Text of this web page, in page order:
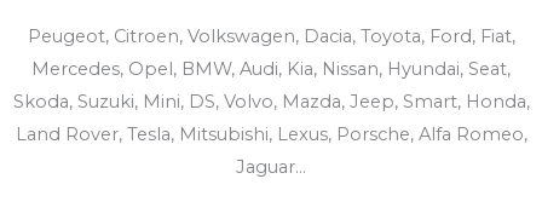
Peugeot, Citroen, Volkswagen, Dacia, Toyota, Ford, Fiat,
Mercedes, Opel, BMW, Audi, Kia, Nissan, Hyundai, Seat,
Skoda, Suzuki, Mini, DS, Volvo, Mazda, Jeep, Smart, Honda,
Land Rover, Tesla, Mitsubishi, Lexus, Porsche, Alfa Romeo,
Jaguar...